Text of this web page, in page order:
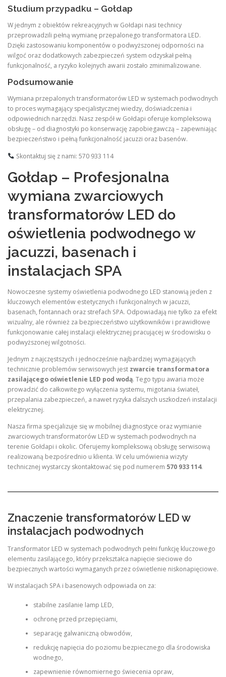
Studium przypadku – Gołdap
W jednym z obiektów rekreacyjnych w Gołdapi nasi technicy
przeprowadzili pełną wymianę przepalonego transformatora LED.
Dzięki zastosowaniu komponentów o podwyższonej odporności na
wilgoć oraz dodatkowych zabezpieczeń system odzyskał pełną
funkcjonalność, a ryzyko kolejnych awarii zostało zminimalizowane.
Podsumowanie
Wymiana przepalonych transformatorów LED w systemach podwodnych
to proces wymagający specjalistycznej wiedzy, doświadczenia i
odpowiednich narzędzi. Nasz zespół w Gołdapi oferuje kompleksową
obsługę – od diagnostyki po konserwację zapobiegawczą – zapewniając
bezpieczeństwo i pełną funkcjonalność jacuzzi oraz basenów.
Skontaktuj się z nami: 570 933 114
Gołdap – Profesjonalna
wymiana zwarciowych
transformatorów LED do
oświetlenia podwodnego w
jacuzzi, basenach i
instalacjach SPA
Nowoczesne systemy oświetlenia podwodnego LED stanowią jeden z
kluczowych elementów estetycznych i funkcjonalnych w jacuzzi,
basenach, fontannach oraz strefach SPA. Odpowiadają nie tylko za efekt
wizualny, ale również za bezpieczeństwo użytkowników i prawidłowe
funkcjonowanie całej instalacji elektrycznej pracującej w środowisku o
podwyższonej wilgotności.
Jednym z najczęstszych i jednocześnie najbardziej wymagających
technicznie problemów serwisowych jest zwarcie transformatora
zasilającego oświetlenie LED pod wodą. Tego typu awaria może
prowadzić do całkowitego wyłączenia systemu, migotania świateł,
przepalania zabezpieczeń, a nawet ryzyka dalszych uszkodzeń instalacji
elektrycznej.
Nasza firma specjalizuje się w mobilnej diagnostyce oraz wymianie
zwarciowych transformatorów LED w systemach podwodnych na
terenie Gołdapi i okolic. Oferujemy kompleksową obsługę serwisową
realizowaną bezpośrednio u klienta. W celu umówienia wizyty
technicznej wystarczy skontaktować się pod numerem 570 933 114.
Znaczenie transformatorów LED w
instalacjach podwodnych
Transformator LED w systemach podwodnych pełni funkcję kluczowego
elementu zasilającego, który przekształca napięcie sieciowe do
bezpiecznych wartości wymaganych przez oświetlenie niskonapięciowe.
W instalacjach SPA i basenowych odpowiada on za:
stabilne zasilanie lamp LED,
ochronę przed przepięciami,
separację galwaniczną obwodów,
redukcję napięcia do poziomu bezpiecznego dla środowiska
wodnego,
zapewnienie równomiernego świecenia opraw,